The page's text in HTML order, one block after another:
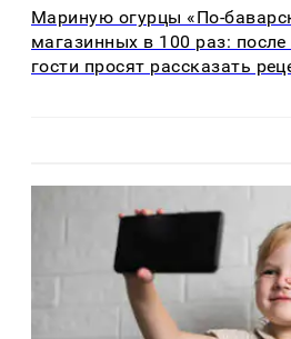
Мариную огурцы «По-
магазинных в 100 раз: после
гости просят рассказать